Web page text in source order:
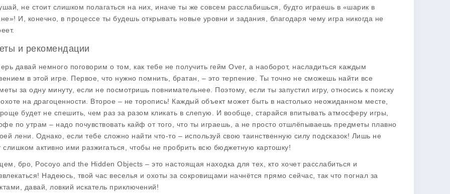
не стоит слишком полагаться на них, иначе ты же совсем расслабишься, будто играешь в «шарик в
И, конечно, в процессе ты будешь открывать новые уровни и задания, благодаря чему игра никогда не
и рекомендации
давай немного поговорим о том, как тебе не получить гейм Over, а наоборот, насладиться каждым
в этой игре. Первое, что нужно помнить, братан, – это терпение. Ты точно не сможешь найти все
за одну минуту, если не посмотришь повнимательнее. Поэтому, если ты запустил игру, относись к поиску
охоте на драгоценности. Второе – не торопись! Каждый объект может быть в настолько неожиданном месте,
будет не спешить, чем раз за разом кликать в слепую. И вообще, старайся впитывать атмосферу игры,
по утрам – надо почувствовать кайф от того, что ты играешь, а не просто отшлёпываешь предметы плавно
лени. Однако, если тебе сложно найти что-то – используй свою таинственную силу подсказок! Лишь не
слишком активно ими разжигаться, чтобы не пробрить всю бюджетную картошку!
бро, Pocoyo and the Hidden Objects – это настоящая находка для тех, кто хочет расслабиться и
Надеюсь, твой час веселья и охоты за сокровищами начнётся прямо сейчас, так что погнал за
давай, ловкий искатель приключений!